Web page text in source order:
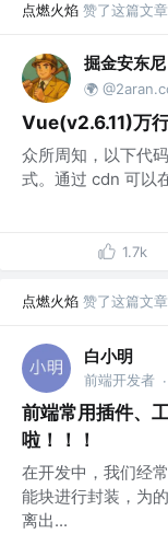
点燃火焰 赞了这篇文章
掘金安东尼
🌍
Vue(v2.6.11)万
众所周知，以下代
式。通过 cdn 可以
1.7k
点燃火焰 赞了这篇文章
白小明
前端开发者 ·
前端常用插件、
啦！！！
在开发中，我们经
能块进行封装，为
离出...